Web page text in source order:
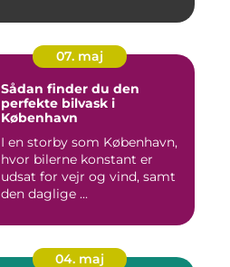
07. maj
Sådan finder du den
perfekte bilvask i
København
I en storby som København,
hvor bilerne konstant er
udsat for vejr og vind, samt
den daglige ...
04. maj